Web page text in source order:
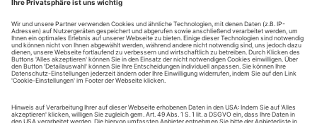
HZT Berlin
MA Soda (MA) Solo/Dance/Authorship Studienbeginn: April
2023 maC (MA) Choreographie
1. Oktober bis 1. November Studienbeginn: Oktober 2023
Tanz (BA), Kontext, Choreographie
2023www.hzt...